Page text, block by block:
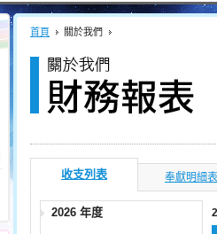
:::
首頁 關於我們
收支列表 奉獻明細表
2026 年度